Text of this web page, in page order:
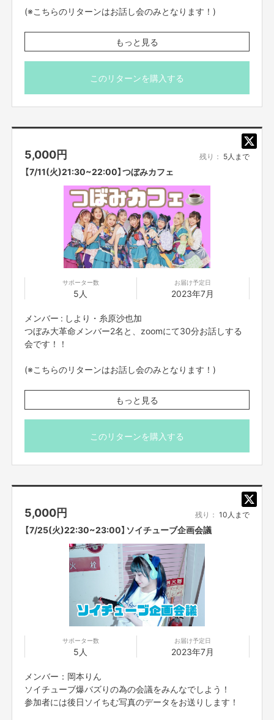
【ご支援にあたってのご注意事項】
■応募のご注意
・タイトルに日付が入っているものは、その日その時間での開催となりま
日時が違いますので注意してご購入ください。
・一度購入いただいたものは、キャンセルができません。
ののみご購入ください
・迷惑メールの対策などでドメイン指定を行っている場合、メールが受信で
チケットは、全てリターン実施日の前日23時59分で締め切りと
させていただきます。
・オンライン会議ツールで参加者全員を同時につなぎ、それぞれリモートで
ご参加いただきます。直接お会いすることはできませんので、ご了承くださ
・コミュニケーションには「Zoom」を使用させていただきます。
用できる環境を整えていただき、電波のいい環境でおつなぎください。
・参加方法は支援者の方に、リターン実施日の前日〜当日までに案内を、
別にご記入いただいたメールアドレスへお送りいたします。お知らせした時
間を厳守して下さい。遅れると参加できなくなります。
・コンプライアンスの観点から、録画させていただいております。
他の目的
での使用は一切致しません。あらかじめご了承ください。
・画面録画やスクリーンショットは禁止です。
・不適切と考えられる言動があった場合、
ございます。
■ご応募に関しての利用規約
勢力（暴力団、暴力団員、暴力団準構成員、暴力団関係企業、総会屋等、社
れらの構成員等を指します。以下、同様とします。）に該当せず、また、
れら反社会的勢力との間で社会的に非難されるべき関係を有して
を保証します。
でもプロジェクトの実行を中止することができ、プランナーは一切の責任を
は基本的に全てNGとします。
のみが参加できます。
【販売責任者】
吉本興業株式会社
https://cf.fany.lol/users/message/view/38899
【返品期限】
不良品、発送品間違いの場合は無料で交換させていただきます。到着日から
7日以内に上記問い合わせ先へご連絡ください。それ以上経過しますと返品
(※こちらのリターンはお話し会のみとなります！)
※プロジェクト本文の末尾に記載されている【ご支援にあた
ってのご注意事項】を必ずご一読ください。
もっと見る
このリターンを購入する
5,000円 残り： 5人まで
【7/11(火)21:30~22:00】つぼみカフェ
サポーター数
5人
お届け予定日
2023年7月
メンバー : しより・糸原沙也加
つぼみ大革命メンバー2名と、zoomにて30分お話しする
会です！！
(※こちらのリターンはお話し会のみとなります！)
※プロジェクト本文の末尾に記載されている【ご支援にあた
ってのご注意事項】を必ずご一読ください。
もっと見る
このリターンを購入する
5,000円 残り： 10人まで
【7/25(火)22:30~23:00】ソイチューブ企画会議
サポーター数
5人
お届け予定日
2023年7月
メンバー：岡本りん
ソイチューブ爆バズりの為の会議をみんなでしよう！
参加者には後日ソイちむ写真のデータをお送りします！